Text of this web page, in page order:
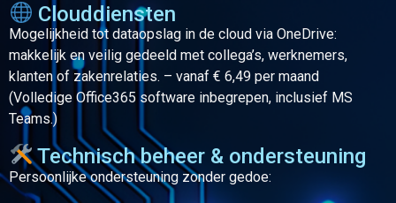
Clouddiensten
Mogelijkheid tot dataopslag in de cloud via OneDrive:
makkelijk en veilig gedeeld met collega’s, werknemers,
klanten of zakenrelaties. – vanaf € 6,49 per maand
(Volledige Office365 software inbegrepen, inclusief MS
Teams.)
Technisch beheer & ondersteuning
Persoonlijke ondersteuning zonder gedoe: